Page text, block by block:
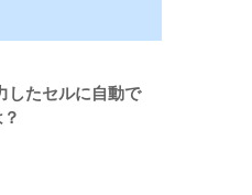
したセルに自動で